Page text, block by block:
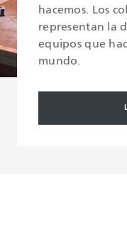
hacemos. Los
representan la
equipos que
mundo.